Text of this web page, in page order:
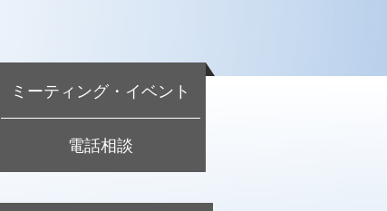
ミーティング・イベント
電話相談